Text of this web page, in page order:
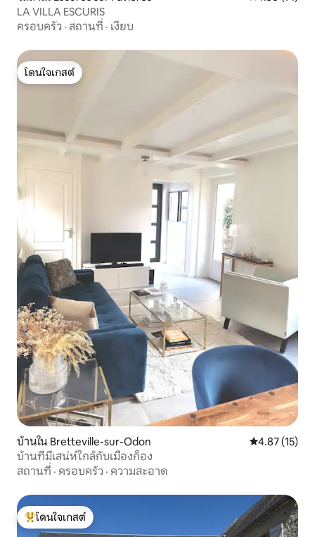
LA VILLA ESCURIS
ครอบครัว · สถานที่ · เงียบ
โดนใจเกสต์
โดนใจเกสต์
บ้านใน Bretteville-sur-Odon คะแนนเฉลี่ย
4.87 (15)
บ้านที่มีเสน่ห์ใกล้กับเมืองก็อง
สถานที่ · ครอบครัว · ความสะอาด
โดนใจเกสต์ที่สุด
โดนใจเกสต์